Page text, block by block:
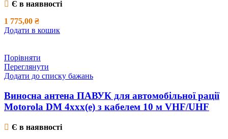
Є в наявності
1 775,00 ₴
Додати в кошик
Порівняти
Переглянути
Додати до списку бажань
Виносна антена ПАВУК для автомобільної рації
Motorola DM 4xxx(e) з кабелем 10 м VHF/UHF
Є в наявності